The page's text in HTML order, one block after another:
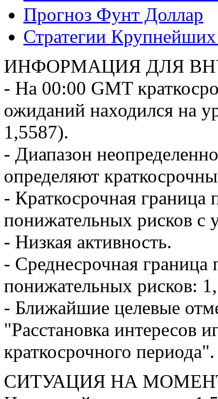
Прогноз Фунт Доллар
Стратегии
ИНФОРМАЦИЯ ДЛЯ
- На 00:00 GMT
ожиданий находился на
1,5587).
- Диапазон
определяют
- Краткосрочная
понижательных рисков с
- Низкая активность.
- Среднесрочная
понижательных рисков:
- Ближайшие целевые
"Расстановка интересов
краткосрочного периода".
СИТУАЦИЯ НА